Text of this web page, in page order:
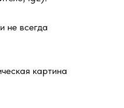
не всегда
картина